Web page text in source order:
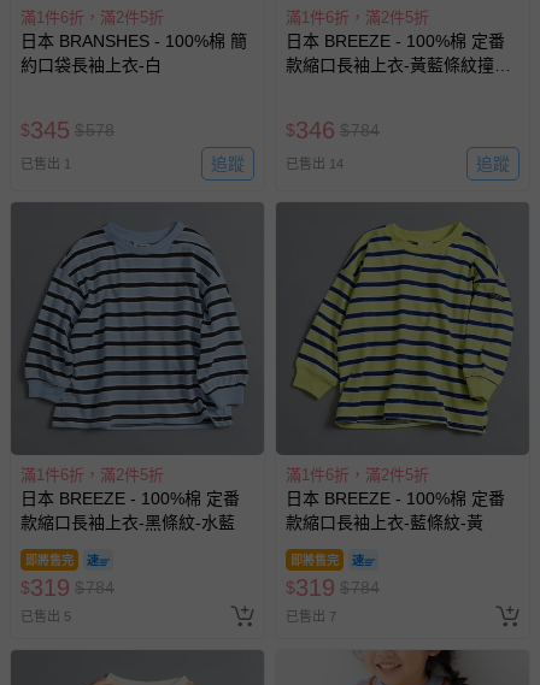
滿1件6折，滿2件5折
日本 BRANSHES - 100%棉 簡
約口袋長袖上衣-白
$345 $578
已售出 1 追蹤
滿1件6折，滿2件5折
日本 BREEZE - 100%棉 定番
款縮口長袖上衣-黃藍條紋撞色-
$346 $784
已售出 14 追蹤
滿1件6折，滿2件5折
日本 BREEZE - 100%棉 定番
款縮口長袖上衣-黑條紋-水藍
即將售完
$319 $784
已售出 5
滿1件6折，滿2件5折
日本 BREEZE - 100%棉 定番
款縮口長袖上衣-藍條紋-黃
即將售完
$319 $784
已售出 7